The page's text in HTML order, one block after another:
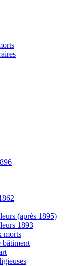
(après 1895)
1893
morts
bâtiment